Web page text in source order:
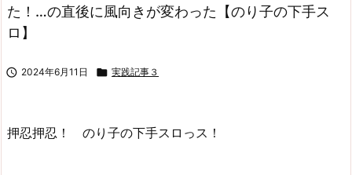
た！…の直後に風向きが変わった【のり子の下手ス
ロ】
 2024年6月11日  実践記事３
押忍押忍！ のり子の下手スロっス！